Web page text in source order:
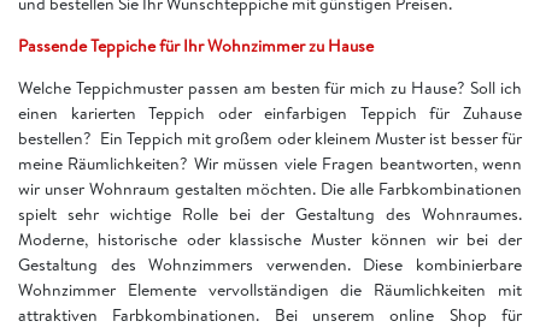
Passende Teppiche für Ihr Wohnzimmer zu Hause
Welche Teppichmuster passen am besten für mich zu Hause? Soll ich
einen karierten Teppich oder einfarbigen Teppich für Zuhause
bestellen? Ein Teppich mit großem oder kleinem Muster ist besser für
meine Räumlichkeiten? Wir müssen viele Fragen beantworten, wenn
wir unser Wohnraum gestalten möchten. Die alle Farbkombinationen
spielt sehr wichtige Rolle bei der Gestaltung des Wohnraumes.
Moderne, historische oder klassische Muster können wir bei der
Gestaltung des Wohnzimmers verwenden. Diese kombinierbare
Wohnzimmer Elemente vervollständigen die Räumlichkeiten mit
attraktiven Farbkombinationen. Bei unserem online Shop für